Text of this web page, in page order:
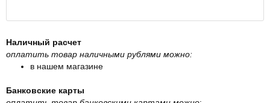
Наличный расчет
оплатить товар наличными рублями можно:
в нашем магазине
Банковские карты